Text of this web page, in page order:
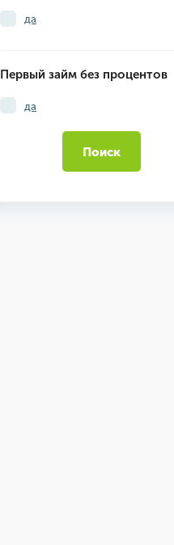
да
Первый займ без процентов
да
Поиск